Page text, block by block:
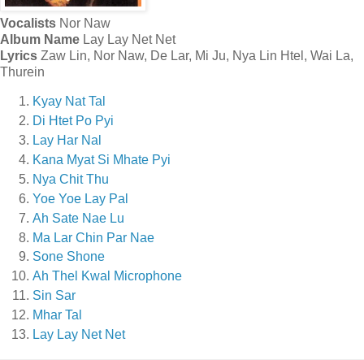
Vocalists Nor Naw
Album Name Lay Lay Net Net
Lyrics Zaw Lin, Nor Naw, De Lar, Mi Ju, Nya Lin Htel, Wai La,
Thurein
Kyay Nat Tal
Di Htet Po Pyi
Lay Har Nal
Kana Myat Si Mhate Pyi
Nya Chit Thu
Yoe Yoe Lay Pal
Ah Sate Nae Lu
Ma Lar Chin Par Nae
Sone Shone
Ah Thel Kwal Microphone
Sin Sar
Mhar Tal
Lay Lay Net Net